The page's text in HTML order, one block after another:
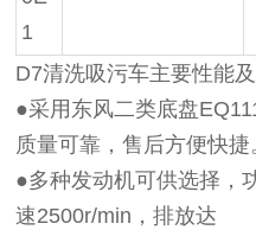
1
D7清洗吸污车主要性能
●采用东风二类底盘
质量可靠，售后方便快捷
●多种发动机可供选择，
速2500r/min，排放达